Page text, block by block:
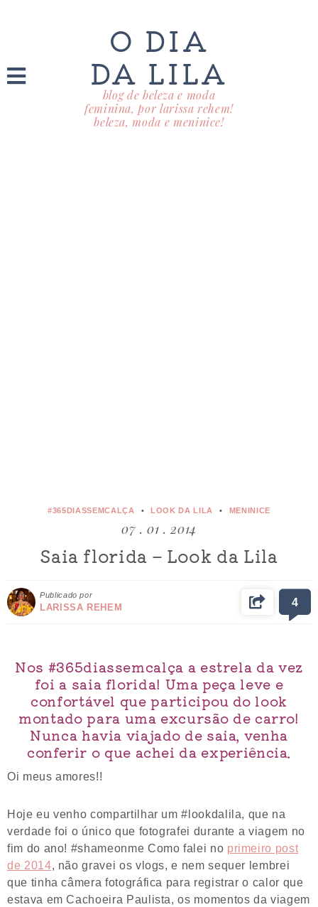
O DIA
DA LILA
blog de beleza e moda
feminina, por larissa rehem!
beleza, moda e meninice!
#365DIASSEMCALÇA LOOK DA LILA MENINICE
07 . 01 . 2014
Saia florida – Look da Lila
Publicado por
LARISSA REHEM 4
Nos #365diassemcalça a estrela da vez
foi a saia florida! Uma peça leve e
confortável que participou do look
montado para uma excursão de carro!
Nunca havia viajado de saia, venha
conferir o que achei da experiência.
Oi meus amores!!
Hoje eu venho compartilhar um #lookdalila, que na
verdade foi o único que fotografei durante a viagem no
fim do ano! #shameonme Como falei no primeiro post
de 2014, não gravei os vlogs, e nem sequer lembrei
que tinha câmera fotográfica para registrar o calor que
estava em Cachoeira Paulista, os momentos da viagem